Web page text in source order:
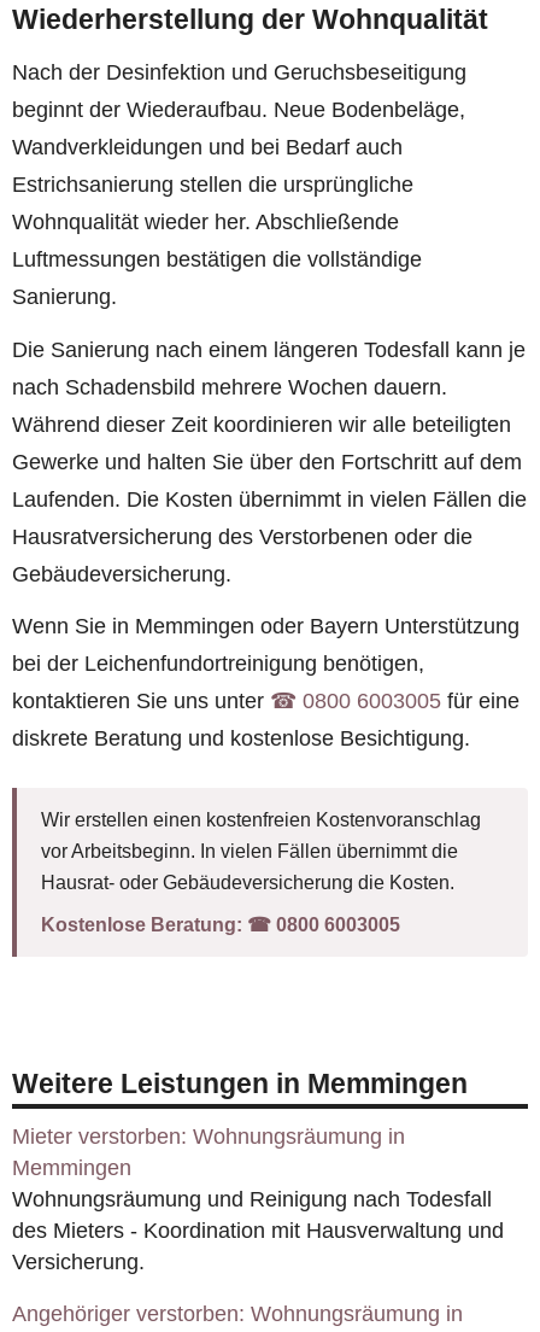
Wiederherstellung der Wohnqualität
Nach der Desinfektion und Geruchsbeseitigung
beginnt der Wiederaufbau. Neue Bodenbeläge,
Wandverkleidungen und bei Bedarf auch
Estrichsanierung stellen die ursprüngliche
Wohnqualität wieder her. Abschließende
Luftmessungen bestätigen die vollständige
Sanierung.
Die Sanierung nach einem längeren Todesfall kann je
nach Schadensbild mehrere Wochen dauern.
Während dieser Zeit koordinieren wir alle beteiligten
Gewerke und halten Sie über den Fortschritt auf dem
Laufenden. Die Kosten übernimmt in vielen Fällen die
Hausratversicherung des Verstorbenen oder die
Gebäudeversicherung.
Wenn Sie in Memmingen oder Bayern Unterstützung
bei der Leichenfundortreinigung benötigen,
kontaktieren Sie uns unter ☎︎ 0800 6003005 für eine
diskrete Beratung und kostenlose Besichtigung.
Wir erstellen einen kostenfreien Kostenvoranschlag
vor Arbeitsbeginn. In vielen Fällen übernimmt die
Hausrat- oder Gebäudeversicherung die Kosten.
Kostenlose Beratung: ☎︎ 0800 6003005
Weitere Leistungen in Memmingen
Mieter verstorben: Wohnungsräumung in
Memmingen
Wohnungsräumung und Reinigung nach Todesfall
des Mieters - Koordination mit Hausverwaltung und
Versicherung.
Angehöriger verstorben: Wohnungsräumung in